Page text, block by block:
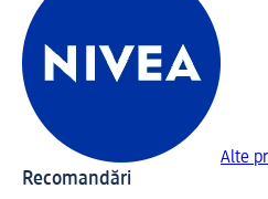
Alte
Recomandări